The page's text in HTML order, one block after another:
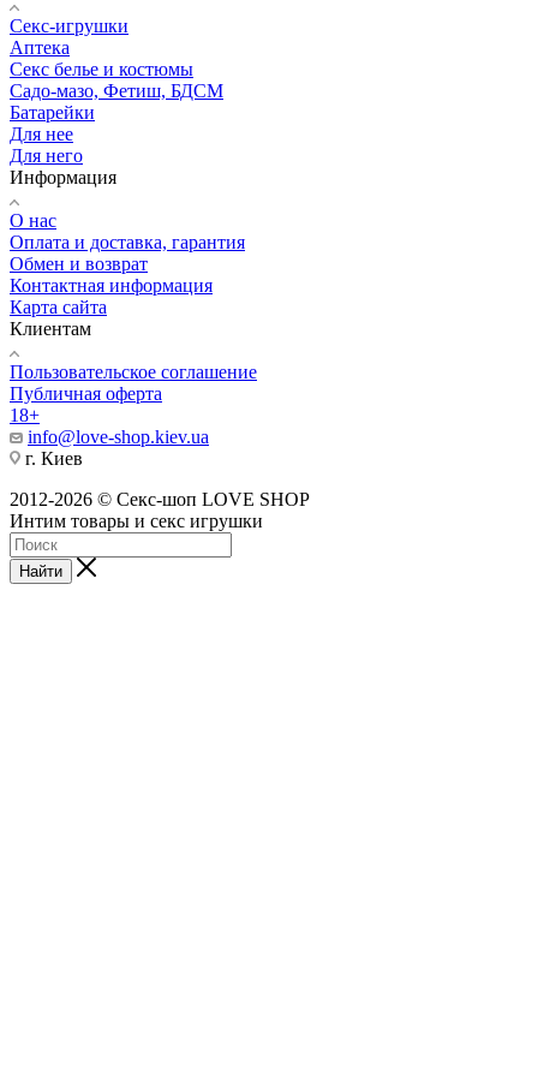
Секс-игрушки
Аптека
Секс белье и костюмы
Садо-мазо, Фетиш, БДСМ
Батарейки
Для нее
Для него
Информация
О нас
Оплата и доставка, гарантия
Обмен и возврат
Контактная информация
Карта сайта
Клиентам
Пользовательское соглашение
Публичная оферта
18+
info@love-shop.kiev.ua
г. Киев
2012-2026 © Секс-шоп LOVE SHOP
Интим товары и секс игрушки
Найти